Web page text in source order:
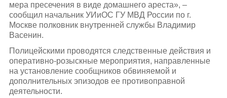
мера пресечения в виде домашнего ареста», –
сообщил начальник УИиОС ГУ МВД России по г.
Москве полковник внутренней службы Владимир
Васенин.
Полицейскими проводятся следственные действия и
оперативно-розыскные мероприятия, направленные
на установление сообщников обвиняемой и
дополнительных эпизодов ее противоправной
деятельности.